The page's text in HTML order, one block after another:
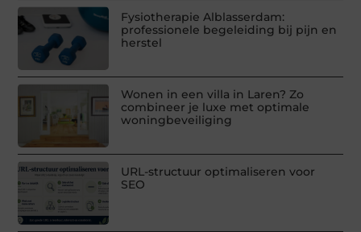
Fysiotherapie Alblasserdam:
professionele begeleiding bij pijn en
herstel
Wonen in een villa in Laren? Zo
combineer je luxe met optimale
woningbeveiliging
URL-structuur optimaliseren voor
SEO